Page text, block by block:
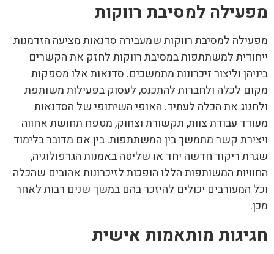
מפעילה למסיבת רווקות
מפעילה למסיבת רווקות שמעבירה סדנאות מציעה הזדמנות
ייחודית למשתתפות במסיבת רווקות לחזק את הקשרים
ביניהן וליצור זיכרונות מתמשכים. סדנאות אלו מספקות
מקום לכלה ולחברות להתכנס, לעסוק בפעילות משותפת
ולחגוג את הכלה לעתיד. האופי השיתופי של הסדנאות
מעודד עבודת צוות, תקשורת וצחוק, מטפח תחושת אחווה
ויצירת קשר מתמשך בין המשתתפות. בין אם מדובר בלימוד
שגרת ריקוד חדשה יחד או שליטה באמנות הגרפולוגיה,
החוויות המשותפות הללו הופכות לזיכרונות אהובים שהכלה
וכל המעורבים יכולים להיזכר בהם במשך שנים רבות לאחר
מכן.
חגיגות מותאמות אישית